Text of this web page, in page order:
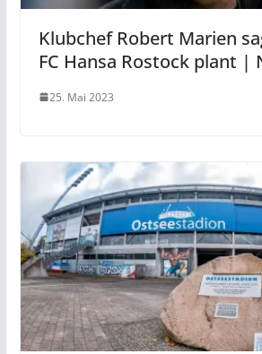
Klubchef Robert Marien
FC Hansa Rostock plant |
25. Mai 2023